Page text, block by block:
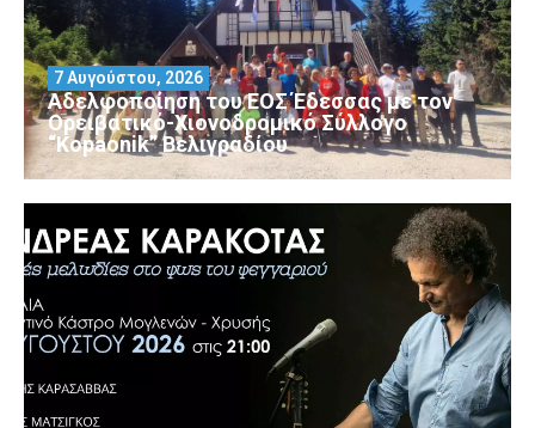
Αδελφοποίηση του ΕΟΣ Έδεσσας με τον
Ορειβατικό-Χιονοδρομικό Σύλλογο
“Kopaonik” Βελιγραδίου
7 Αυγούστου, 2026